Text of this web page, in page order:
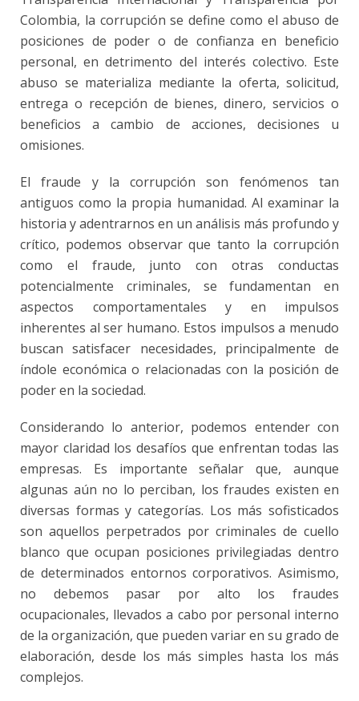
Colombia, la corrupción se define como el abuso de
posiciones de poder o de confianza en beneficio
personal, en detrimento del interés colectivo. Este
abuso se materializa mediante la oferta, solicitud,
entrega o recepción de bienes, dinero, servicios o
beneficios a cambio de acciones, decisiones u
omisiones.
El fraude y la corrupción son fenómenos tan
antiguos como la propia humanidad. Al examinar la
historia y adentrarnos en un análisis más profundo y
crítico, podemos observar que tanto la corrupción
como el fraude, junto con otras conductas
potencialmente criminales, se fundamentan en
aspectos comportamentales y en impulsos
inherentes al ser humano. Estos impulsos a menudo
buscan satisfacer necesidades, principalmente de
índole económica o relacionadas con la posición de
poder en la sociedad.
Considerando lo anterior, podemos entender con
mayor claridad los desafíos que enfrentan todas las
empresas. Es importante señalar que, aunque
algunas aún no lo perciban, los fraudes existen en
diversas formas y categorías. Los más sofisticados
son aquellos perpetrados por criminales de cuello
blanco que ocupan posiciones privilegiadas dentro
de determinados entornos corporativos. Asimismo,
no debemos pasar por alto los fraudes
ocupacionales, llevados a cabo por personal interno
de la organización, que pueden variar en su grado de
elaboración, desde los más simples hasta los más
complejos.